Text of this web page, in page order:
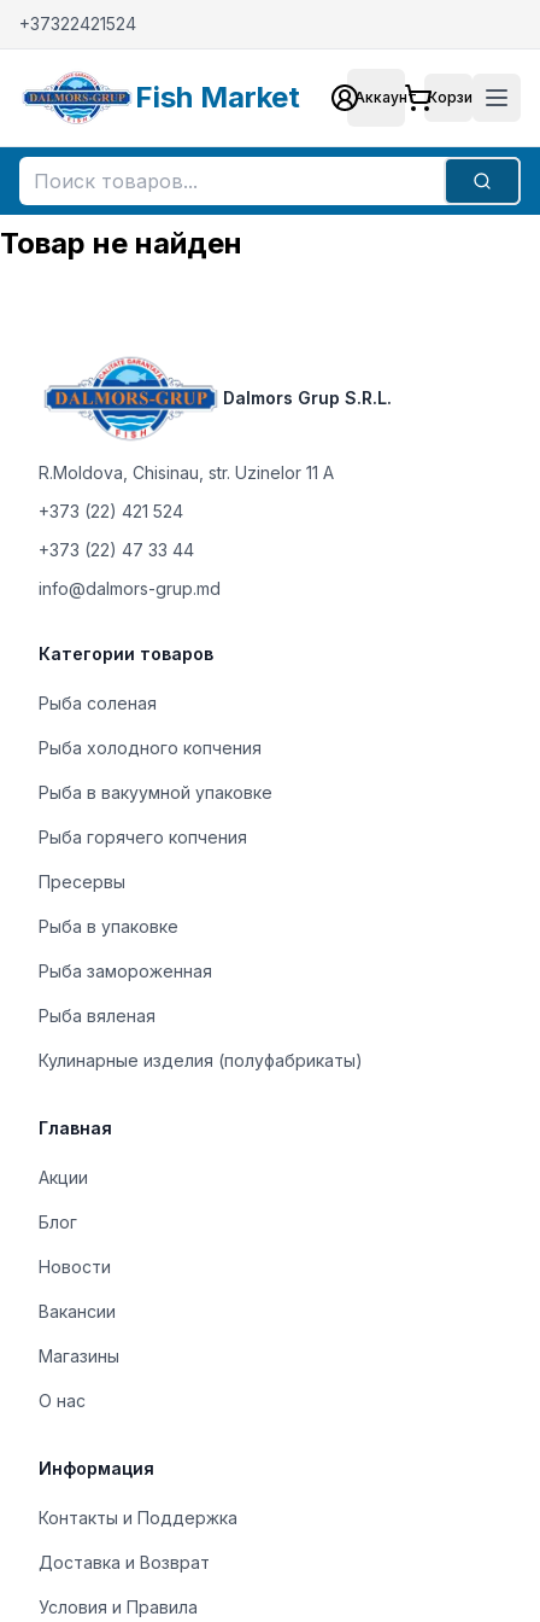
+37322421524
Fish Market Аккаунт
АккаунтКорзина
Поиск
Товар не найден
Dalmors Grup S.R.L.
R.Moldova Chisinau, str. Uzinelor 11 A
+373 (22) 421 524
+373 (22) 47 33 44
info@dalmors-grup.md
Категории товаров
Рыба соленая
Рыба холодного копчения
Рыба в вакуумной упаковке
Рыба горячего копчения
Пресервы
Рыба в упаковке
Рыба замороженная
Рыба вяленая
Кулинарные изделия (полуфабрикаты)
Главная
Акции
Блог
Новости
Вакансии
Магазины
О нас
Информация
Контакты и Поддержка
Доставка и Возврат
Условия и Правила